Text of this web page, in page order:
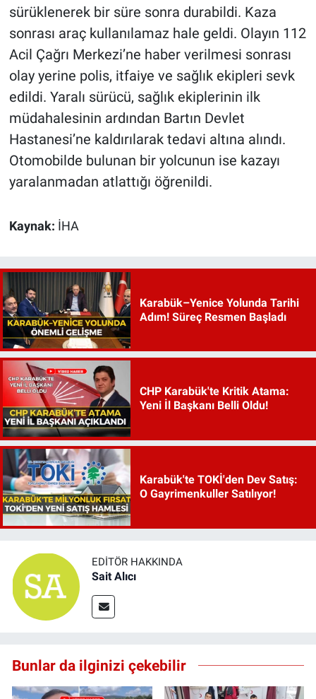
sürüklenerek bir süre sonra durabildi. Kaza
sonrası araç kullanılamaz hale geldi. Olayın 112
Acil Çağrı Merkezi’ne haber verilmesi sonrası
olay yerine polis, itfaiye ve sağlık ekipleri sevk
edildi. Yaralı sürücü, sağlık ekiplerinin ilk
müdahalesinin ardından Bartın Devlet
Hastanesi’ne kaldırılarak tedavi altına alındı.
Otomobilde bulunan bir yolcunun ise kazayı
yaralanmadan atlattığı öğrenildi.
Kaynak: İHA
Karabük–Yenice Yolunda Tarihi
Adım! Süreç Resmen Başladı
CHP Karabük'te Kritik Atama:
Yeni İl Başkanı Belli Oldu!
Karabük'te TOKİ'den Dev Satış:
O Gayrimenkuller Satılıyor!
EDITÖR HAKKINDA
Sait Alıcı
Bunlar da ilginizi çekebilir